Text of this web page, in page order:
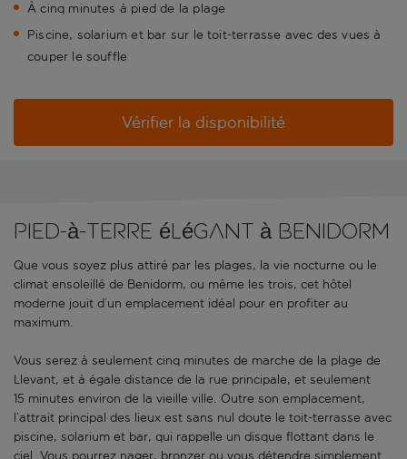
À cinq minutes à pied de la plage
Piscine, solarium et bar sur le toit-terrasse avec des vues à
couper le souffle
Vérifier la disponibilité
Pied-à-terre élégant à Benidorm
Que vous soyez plus attiré par les plages, la vie nocturne ou le
climat ensoleillé de Benidorm, ou même les trois, cet hôtel
moderne jouit d’un emplacement idéal pour en profiter au
maximum.
Vous serez à seulement cinq minutes de marche de la plage de
Llevant, et à égale distance de la rue principale, et seulement
15 minutes environ de la vieille ville. Outre son emplacement,
l’attrait principal des lieux est sans nul doute le toit-terrasse avec
piscine, solarium et bar, qui rappelle un disque flottant dans le